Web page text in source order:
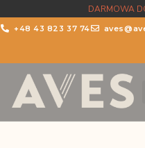
DARMOWA
+48 43 823 37 74